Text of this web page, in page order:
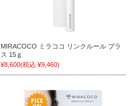
MIRACOCO ミラココ リンクルール プラ
ス 15ｇ
¥8,600(税込 ¥9,460)